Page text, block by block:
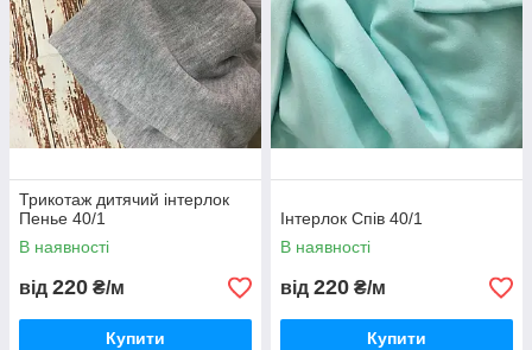
Трикотаж дитячий інтерлок
Пенье 40/1
В наявності
від 220 ₴/м
Купити
Інтерлок Спів 40/1
В наявності
від 220 ₴/м
Купити